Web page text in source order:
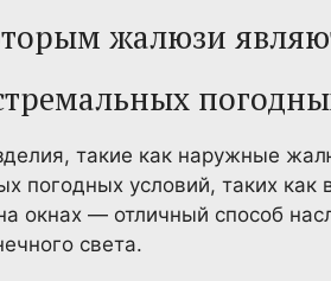
жалюзи
такие как наружные
погодных условий, таких
окнах — отличный способ
света.